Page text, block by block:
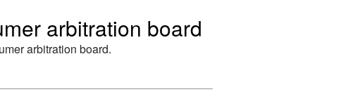
arbitration board
arbitration board.